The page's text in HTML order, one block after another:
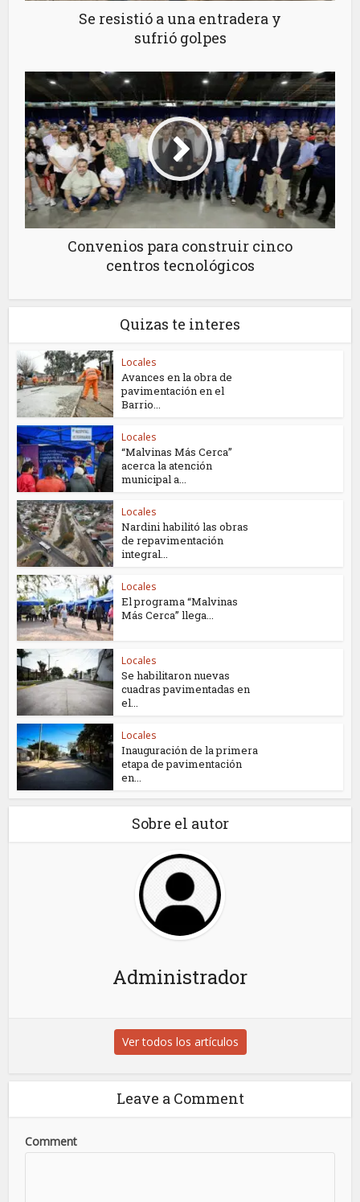
Se resistió a una entradera y
sufrió golpes
Convenios para construir cinco
centros tecnológicos
Quizas te interes
Locales
Avances en la obra de
pavimentación en el
Barrio...
Locales
“Malvinas Más Cerca”
acerca la atención
municipal a...
Locales
Nardini habilitó las obras
de repavimentación
integral...
Locales
El programa “Malvinas
Más Cerca” llega...
Locales
Se habilitaron nuevas
cuadras pavimentadas en
el...
Locales
Inauguración de la primera
etapa de pavimentación
en...
Sobre el autor
Administrador
Ver todos los artículos
Leave a Comment
Comment